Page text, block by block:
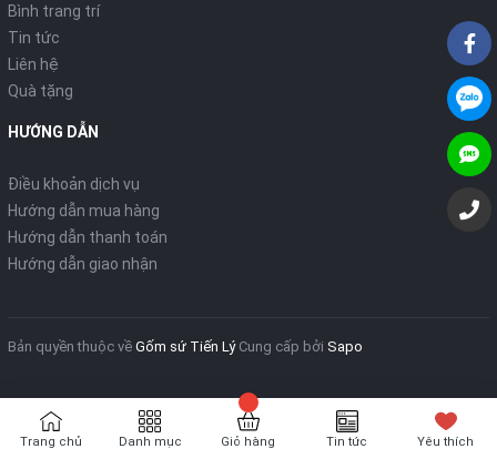
Bình trang trí
Tin tức
Liên hệ
Quà tặng
HƯỚNG DẪN
Điều khoản dịch vụ
Hướng dẫn mua hàng
Hướng dẫn thanh toán
Hướng dẫn giao nhận
Bản quyền thuộc về Gốm sứ Tiến Lý Cung cấp bởi Sapo
Trang chủ Danh mục Giỏ hàng Tin tức Yêu thích